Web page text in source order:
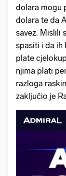
dolara mogu
dolara te da
savez. Mislili
spasiti i da ih
plate
njima plati
razloga
zaključio je